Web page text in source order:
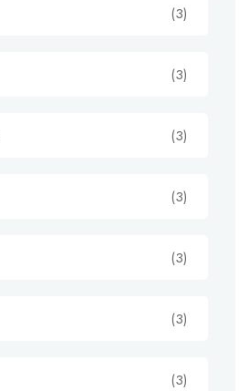
(3)
(3)
(3)
(3)
(3)
(3)
(3)